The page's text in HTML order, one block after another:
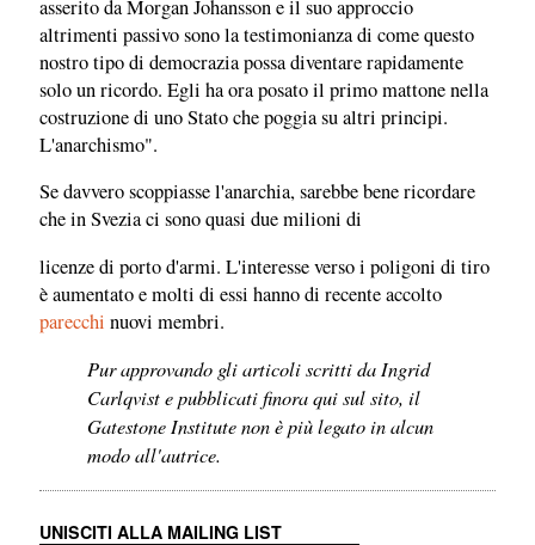
asserito da Morgan Johansson e il suo approccio
altrimenti passivo sono la testimonianza di come questo
nostro tipo di democrazia possa diventare rapidamente
solo un ricordo. Egli ha ora posato il primo mattone nella
costruzione di uno Stato che poggia su altri principi.
L'anarchismo".
Se davvero scoppiasse l'anarchia, sarebbe bene ricordare
che in Svezia ci sono quasi due milioni di
licenze di porto d'armi. L'interesse verso i poligoni di tiro
è aumentato e molti di essi hanno di recente accolto
parecchi nuovi membri.
Pur approvando gli articoli scritti da Ingrid
Carlqvist e pubblicati finora qui sul sito, il
Gatestone Institute non è più legato in alcun
modo all'autrice.
UNISCITI ALLA MAILING LIST